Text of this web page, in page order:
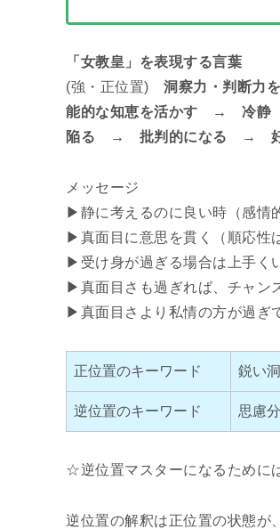
「女教皇」を表現する言葉
(強・正位置) 洞察力・判断
能的な知恵を活かす → 冷
陥る → 批判的になる →
メッセージ
▶静に考えるのに良い時（感情
▶真面目に意思を貫く（順応性
▶受け身が過ぎる場合は上手く
▶真面目さも過ぎれば、チャン
▶真面目さより私情の方が過ぎ
正位置のキーワード 鋭い
逆位置のキーワード 思慮
☆逆位置マスターになるために
逆位置の解釈は正位置の状態が